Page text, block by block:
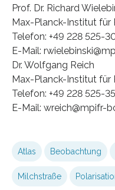
Prof. Dr. Richard
Max-Planck-Institut für
Telefon: +49 228 525-
E-Mail:
Dr. Wolfgang Reich
Max-Planck-Institut für
Telefon: +49 228 525-
E-Mail: wreich@mpifr-
Atlas Beobachtung
Milchstraße